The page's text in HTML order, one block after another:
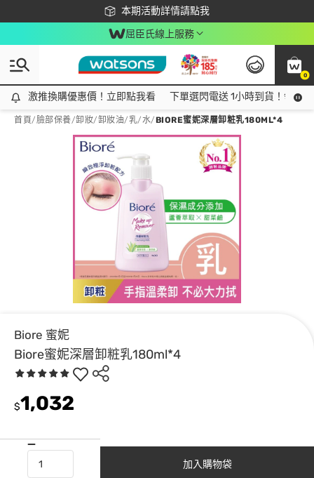
本期活動詳情請點我
下載app最高回饋$350
屈臣氏線上服務
0
激推換購優惠價！立即點我看
激推換購優惠價！立即點我看 下單選閃電送 1小時到貨！領神
首頁/臉部保養/卸妝/卸妝油/乳/水/BIORE蜜妮深層卸粧乳180ML*4
Biore 蜜妮
Biore蜜妮深層卸粧乳180ml*4
$1,032
加入購物袋